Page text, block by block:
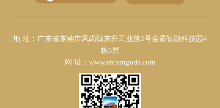
地 址：广东省东莞市凤岗镇东升工业路2号金霸智能科技园4
栋5层
网 址：www.etcorngods.com